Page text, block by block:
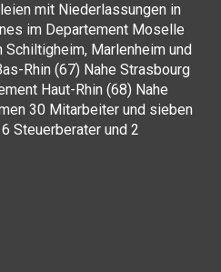
mit Niederlassungen in
im Departement Moselle
Schiltigheim, Marlenheim und
Rhin (67) Nahe Strasbourg
Haut-Rhin (68) Nahe
30 Mitarbeiter und sieben
Steuerberater und 2